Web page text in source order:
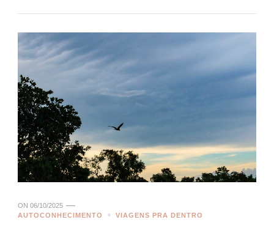
ON 06/10/2025
AUTOCONHECIMENTO
VIAGENS PRA DENTRO